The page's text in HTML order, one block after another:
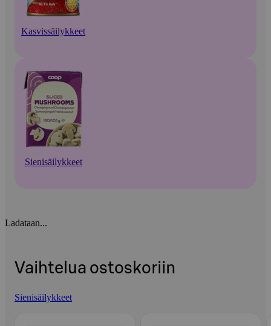
Kasvissäilykkeet
Sienisäilykkeet
Ladataan...
Vaihtelua ostoskoriin
Sienisäilykkeet